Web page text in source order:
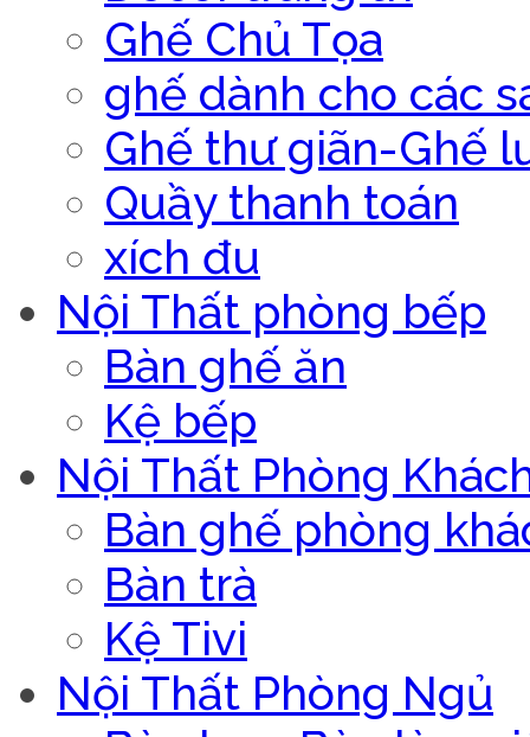
Ghế Chủ Tọa
ghế dành cho các
Ghế thư giãn-Ghế
Quầy thanh toán
xích đu
Nội Thất phòng bếp
Bàn ghế ăn
Kệ bếp
Nội Thất Phòng
Bàn ghế phòng
Bàn trà
Kệ Tivi
Nội Thất Phòng Ngủ